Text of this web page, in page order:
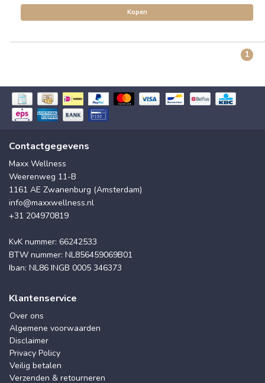
Kopen
1
Contactgegevens
Maxx Wellness
Weerenweg 11-B
1161 AE Zwanenburg (Amsterdam)
info@maxxwellness.nl
+31 204970819
KvK nummer: 66242533
BTW nummer: NL856459069B01
Iban: NL86 INGB 0005 346373
Klantenservice
Over ons
Algemene voorwaarden
Disclaimer
Privacy Policy
Veilig betalen
Verzenden & retourneren